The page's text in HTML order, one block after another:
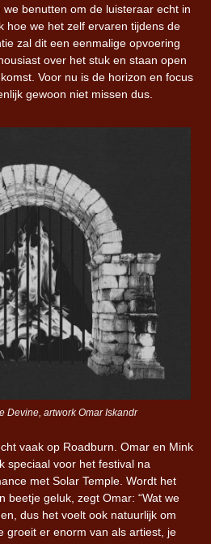
benutten om de luisteraar echt in
hoe we het zelf ervaren tijdens de
zal dit een eenmalige opvoering
over het stuk en staan open
Voor nu is de horizon en focus
gewoon niet missen dus.
Devine, artwork Omar Iskandr
vaak op Roadburn. Omar en Mink
speciaal voor het festival na
met Solar Temple. Wordt het
beetje geluk, zegt Omar: “Wat we
dus het voelt ook natuurlijk om
groeit er enorm van als artiest, je